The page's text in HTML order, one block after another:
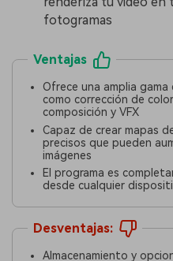
fotogramas
Ventajas
Ofrece una amplia
como corrección de
composición y VFX
Capaz de crear mapas
precisos que pueden
imágenes
El programa es
desde cualquier
Desventajas:
Almacenamiento y